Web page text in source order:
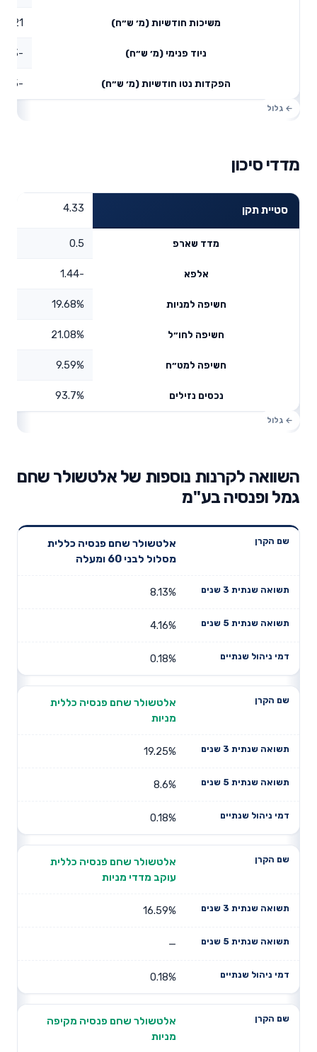
משיכות חודשיות (מ׳ ש״ח) 1.21
ניוד פנימי (מ׳ ש״ח) -0.53
הפקדות נטו חודשיות (מ׳ ש״ח) -0.5
מדדי סיכון
סטיית תקן 4.33
מדד שארפ 0.5
אלפא -1.44
חשיפה למניות 19.68%
חשיפה לחו״ל 21.08%
חשיפה למט״ח 9.59%
נכסים נזילים 93.7%
השוואה לקרנות נוספות של אלטשולר שחם
גמל ופנסיה בע"מ
שנתית 3
תשואה
שנתית 5
דמי ניהול
אלטשולר שחם פנסיה כללית
מסלול לבני 60 ומעלה
8.13%
4.16%
0.18%
אלטשולר שחם פנסיה כללית
מניות
19.25%
8.6%
0.18%
אלטשולר שחם פנסיה כללית
עוקב מדדי מניות
16.59%
—
0.18%
אלטשולר שחם פנסיה מקיפה
מניות